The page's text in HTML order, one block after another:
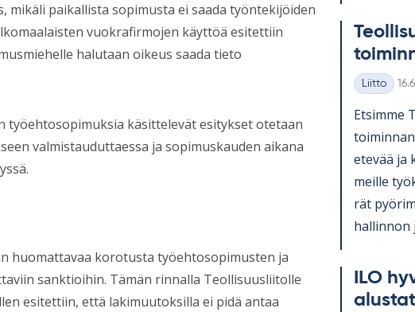
paikallista sopimusta ei saada työntekijöiden
vuokrafirmojen käyttöä esitettiin
halutaan oikeus saada tieto
käsittelevät esitykset otetaan
valmistauduttaessa ja sopimuskauden aikana
huomattavaa korotusta työehtosopimusten ja
sanktioihin. Tämän rinnalla Teollisuusliitolle
esitettiin, että lakimuutoksilla ei pidä antaa
Kategoriat
Liitto
Et­simme
ete­vää ja
meille
rät
hal­lin­non
ILO